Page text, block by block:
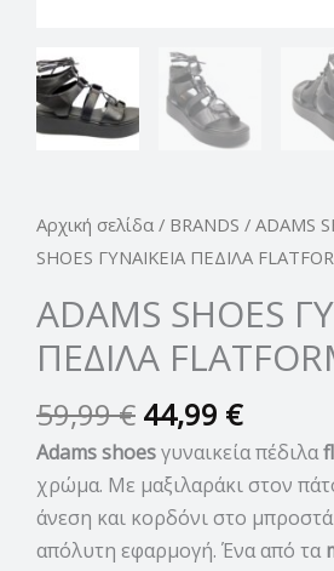
Αρχική σελίδα / BRANDS / ADAMS
SHOES ΓΥΝΑΙΚΕΙΑ ΠΕΔΙΛΑ
ADAMS SHOES
ΠΕΔΙΛΑ
59,99€ 44,99 €
Adams shoesγυναικεία πέδιλα
χρώμα. Με μαξιλαράκι στον
άνεση και κορδόνι στο
απόλυτη εφαρμογή. Ένα από τα